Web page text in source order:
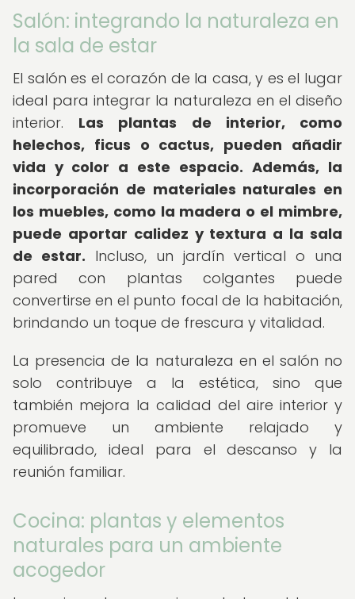
Salón: integrando la naturaleza en
la sala de estar
El salón es el corazón de la casa, y es el lugar
ideal para integrar la naturaleza en el diseño
interior. Las plantas de interior, como
helechos, ficus o cactus, pueden añadir
vida y color a este espacio. Además, la
incorporación de materiales naturales en
los muebles, como la madera o el mimbre,
puede aportar calidez y textura a la sala
de estar. Incluso, un jardín vertical o una
pared con plantas colgantes puede
convertirse en el punto focal de la habitación,
brindando un toque de frescura y vitalidad.
La presencia de la naturaleza en el salón no
solo contribuye a la estética, sino que
también mejora la calidad del aire interior y
promueve un ambiente relajado y
equilibrado, ideal para el descanso y la
reunión familiar.
Cocina: plantas y elementos
naturales para un ambiente
acogedor